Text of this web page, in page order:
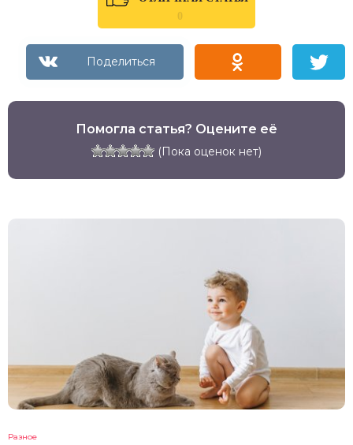
0
Помогла статья? Оцените её
(Пока оценок нет)
Разное